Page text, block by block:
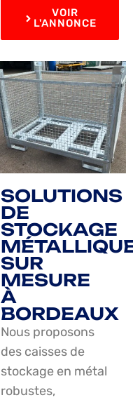
VOIR
L'ANNONCE
SOLUTIONS
DE
STOCKAGE
SUR
MESURE
À
BORDEAUX
Nous proposons
des caisses de
stockage en métal
robustes,